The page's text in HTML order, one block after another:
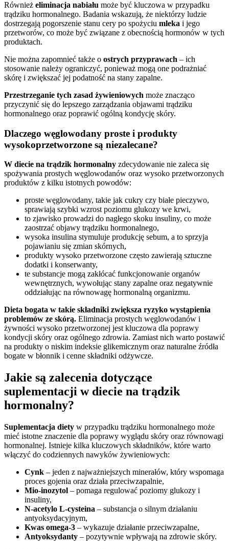
Również eliminacja nabiału może być kluczowa w przypadku
trądziku hormonalnego. Badania wskazują, że niektórzy ludzie
dostrzegają pogorszenie stanu cery po spożyciu mleka i jego
przetworów, co może być związane z obecnością hormonów w tych
produktach.
Nie można zapomnieć także o ostrych przyprawach – ich
stosowanie należy ograniczyć, ponieważ mogą one podrażniać
skórę i zwiększać jej podatność na stany zapalne.
Przestrzeganie tych zasad żywieniowych może znacząco
przyczynić się do lepszego zarządzania objawami trądziku
hormonalnego oraz poprawić ogólną kondycję skóry.
Dlaczego węglowodany proste i produkty
wysokoprzetworzone są niezalecane?
W diecie na trądzik hormonalny zdecydowanie nie zaleca się
spożywania prostych węglowodanów oraz wysoko przetworzonych
produktów z kilku istotnych powodów:
proste węglowodany, takie jak cukry czy białe pieczywo,
sprawiają szybki wzrost poziomu glukozy we krwi,
to zjawisko prowadzi do nagłego skoku insuliny, co może
zaostrzać objawy trądziku hormonalnego,
wysoka insulina stymuluje produkcję sebum, a to sprzyja
pojawianiu się zmian skórnych,
produkty wysoko przetworzone często zawierają sztuczne
dodatki i konserwanty,
te substancje mogą zakłócać funkcjonowanie organów
wewnętrznych, wywołując stany zapalne oraz negatywnie
oddziałując na równowagę hormonalną organizmu.
Dieta bogata w takie składniki zwiększa ryzyko wystąpienia
problemów ze skórą. Eliminacja prostych węglowodanów i
żywności wysoko przetworzonej jest kluczowa dla poprawy
kondycji skóry oraz ogólnego zdrowia. Zamiast nich warto postawić
na produkty o niskim indeksie glikemicznym oraz naturalne źródła
bogate w błonnik i cenne składniki odżywcze.
Jakie są zalecenia dotyczące
suplementacji w diecie na trądzik
hormonalny?
Suplementacja diety w przypadku trądziku hormonalnego może
mieć istotne znaczenie dla poprawy wyglądu skóry oraz równowagi
hormonalnej. Istnieje kilka kluczowych składników, które warto
włączyć do codziennych nawyków żywieniowych:
Cynk – jeden z najważniejszych minerałów, który wspomaga
proces gojenia oraz działa przeciwzapalnie,
Mio-inozytol – pomaga regulować poziomy glukozy i
insuliny,
N-acetylo L-cysteina – substancja o silnym działaniu
antyoksydacyjnym,
Kwas omega-3 – wykazuje działanie przeciwzapalne,
Antyoksydanty – pozytywnie wpływają na zdrowie skóry.